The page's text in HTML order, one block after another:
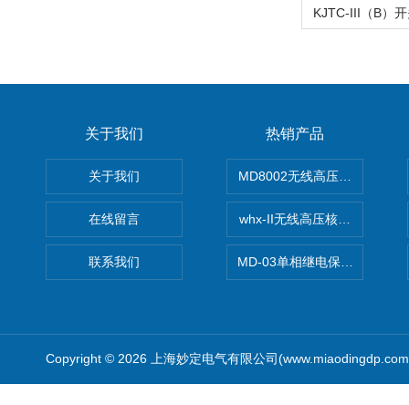
关于我们
关于我们
在线留言
联系我们
热销产品
MD8002无线高压核相仪
whx-II无线高压核相仪
MD-03单相继电保护测试仪价
Copyright © 2026 上海妙定电气有限公司